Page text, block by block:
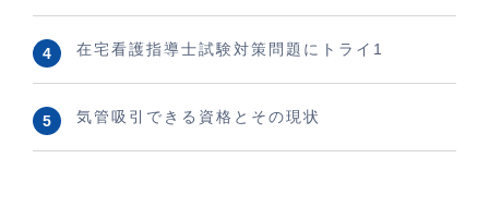
在宅看護指導士試験対策問題にトライ1
気管吸引できる資格とその現状